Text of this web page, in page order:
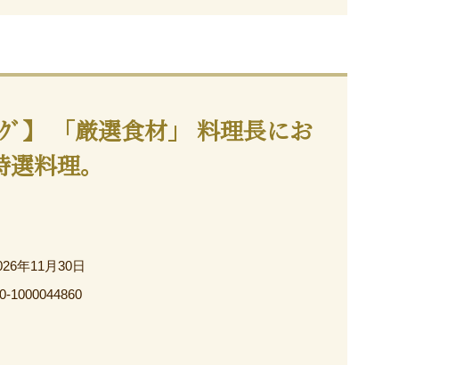
ｸﾞ】 「厳選食材」 料理長にお
料理。
年11月30日
0-1000044860